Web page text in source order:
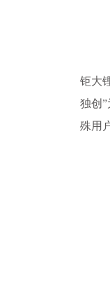
钜大
独创
殊用